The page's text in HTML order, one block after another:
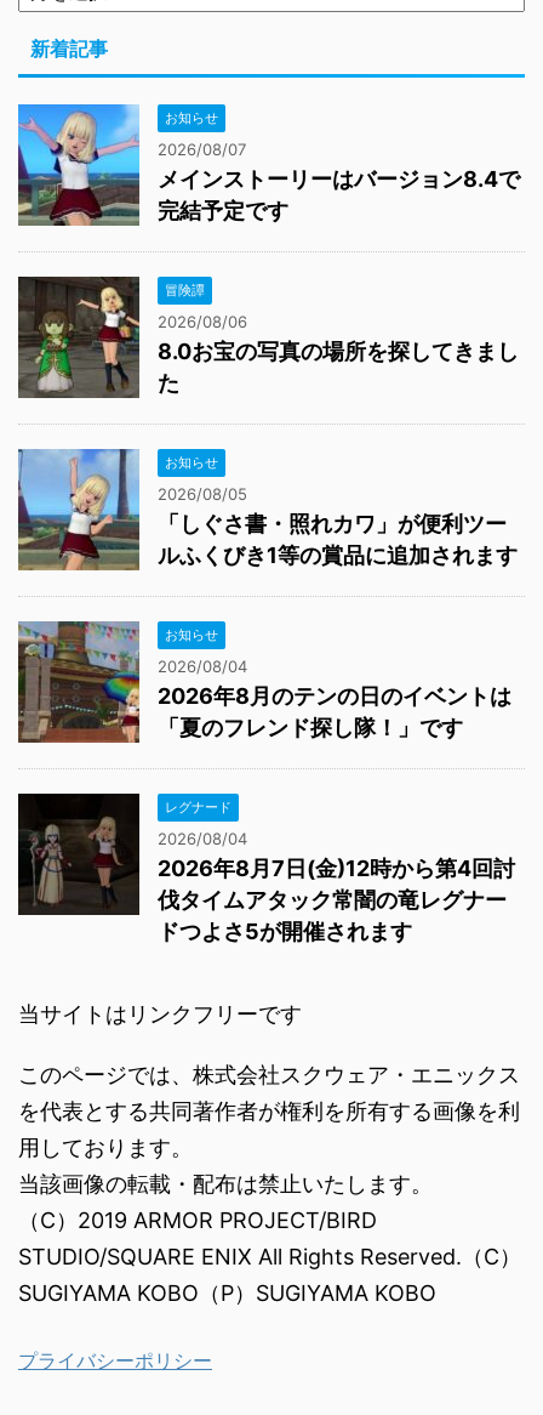
新着記事
お知らせ
2026/08/07
メインストーリーはバージョン8.4で
完結予定です
冒険譚
2026/08/06
8.0お宝の写真の場所を探してきまし
た
お知らせ
2026/08/05
「しぐさ書・照れカワ」が便利ツー
ルふくびき1等の賞品に追加されます
お知らせ
2026/08/04
2026年8月のテンの日のイベントは
「夏のフレンド探し隊！」です
レグナード
2026/08/04
2026年8月7日(金)12時から第4回討
伐タイムアタック常闇の竜レグナー
ドつよさ5が開催されます
当サイトはリンクフリーです
このページでは、株式会社スクウェア・エニックス
を代表とする共同著作者が権利を所有する画像を利
用しております。
当該画像の転載・配布は禁止いたします。
（C）2019 ARMOR PROJECT/BIRD
STUDIO/SQUARE ENIX All Rights Reserved.（C）
SUGIYAMA KOBO（P）SUGIYAMA KOBO
プライバシーポリシー